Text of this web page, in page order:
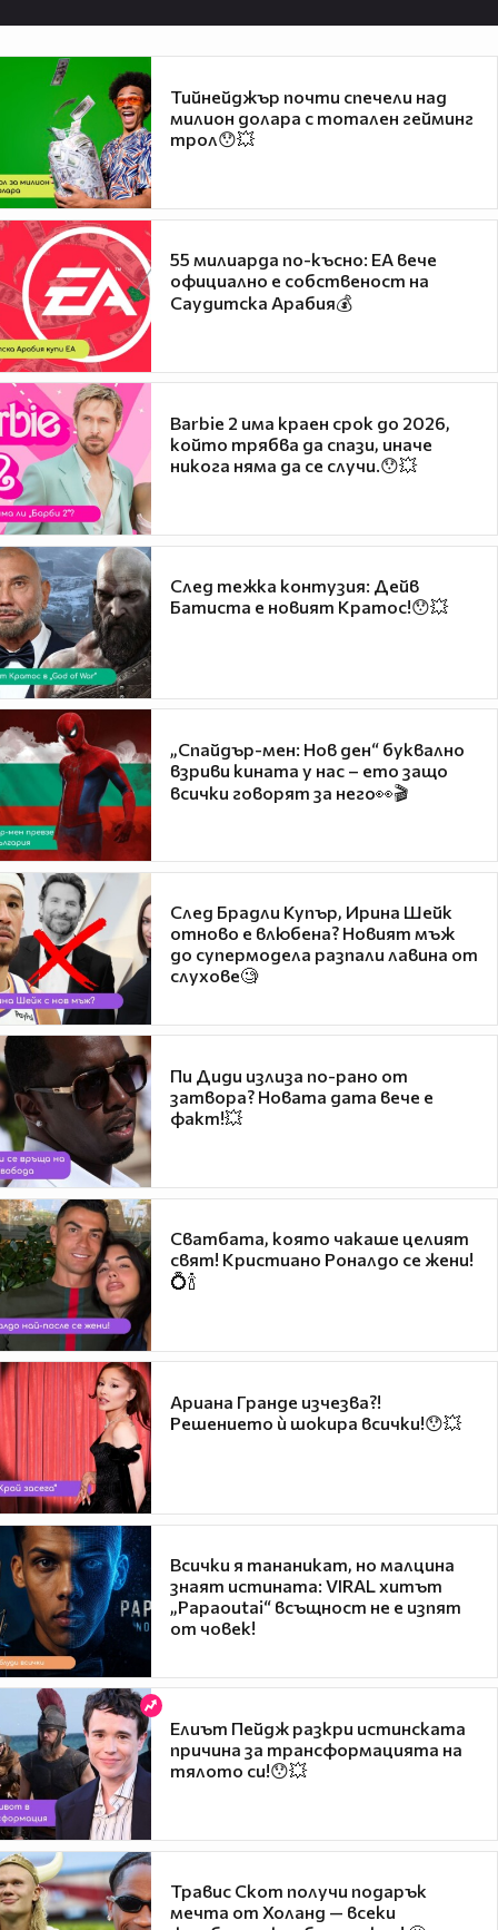
Тийнейджър почти спечели над
милион долара с тотален гейминг
трол😯💥
55 милиарда по-късно: EA вече
официално е собственост на
Саудитска Арабия💰
Barbie 2 има краен срок до 2026,
който трябва да спази, иначе
никога няма да се случи.😯💥
След тежка контузия: Дейв
Батиста е новият Кратос!😯💥
„Спайдър-мен: Нов ден“ буквално
взриви кината у нас – ето защо
всички говорят за него👀🎬
След Брадли Купър, Ирина Шейк
отново е влюбена? Новият мъж
до супермодела разпали лавина от
слухове🧐
Пи Диди излиза по-рано от
затвора? Новата дата вече е
факт!💥
Сватбата, която чакаше целият
свят! Кристиано Роналдо се жени!
💍🍾
Ариана Гранде изчезва?!
Решението ѝ шокира всички!😯💥
Всички я тананикат, но малцина
знаят истината: VIRAL хитът
„Papaoutai“ всъщност не е изпят
от човек!
Елиът Пейдж разкри истинската
причина за трансформацията на
тялото си!😯💥
Травис Скот получи подарък
мечта от Холанд — всеки